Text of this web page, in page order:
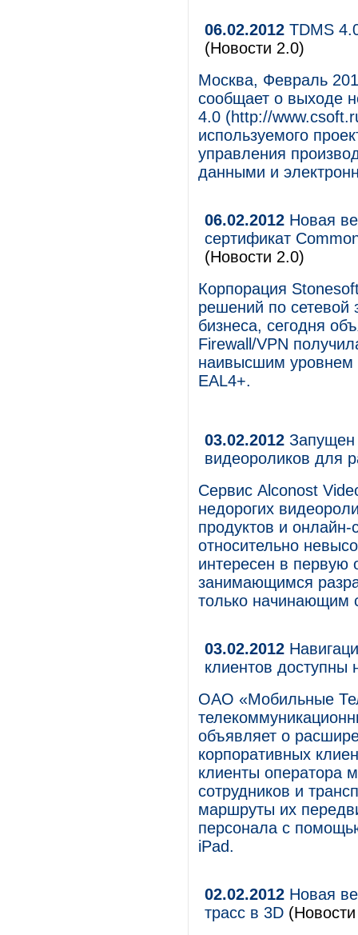
06.02.2012 TDMS
(Новости 2.0)
Москва, Февраль
сообщает о выходе
4.0 (http://
используемого
управления
данными и
06.02.2012 Новая
сертификат
(Новости 2.0)
Корпорация
решений по сетевой
бизнеса, сегодня
Firewall/VPN
наивысшим уровнем
EAL4+.
03.02.2012 Запущен
видеороликов для
Сервис Alconost
недорогих
продуктов и
относительно
интересен в
занимающимся
только начинающим
03.02.2012
клиентов доступны
ОАО «Мобильные
объявляет о
корпоративных
клиенты оператора
сотрудников и
маршруты их
персонала с
iPad.
02.02.2012 Новая
трасс в 3D